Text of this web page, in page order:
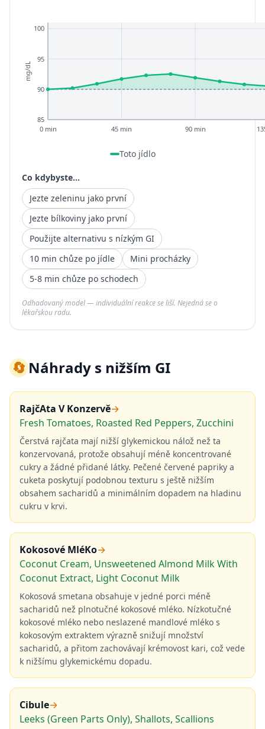
85
90
95
100
0 min 45 min 90 min
mg/dL
Toto jídlo
Co kdybyste...
Jezte zeleninu jako první
Jezte bílkoviny jako první
Použijte alternativu s nízkým GI
10 min chůze po jídle
Mini procházky
5-8 min chůze po schodech
Odhadovaný model — individuální reakce se liší. Nejedná se o
lékařskou radu.
🔄Náhrady s nižším GI
RajčAta V Konzervě→
Fresh Tomatoes, Roasted Red Peppers, Zucchini
Čerstvá rajčata mají nižší glykemickou nálož než ta
konzervovaná, protože obsahují méně koncentrované
cukry a žádné přidané látky. Pečené červené papriky a
cuketa poskytují podobnou texturu s ještě nižším
obsahem sacharidů a minimálním dopadem na hladinu
cukru v krvi.
Kokosové MléKo→
Coconut Cream, Unsweetened Almond Milk With
Coconut Extract, Light Coconut Milk
Kokosová smetana obsahuje v jedné porci méně
sacharidů než plnotučné kokosové mléko. Nízkotučné
kokosové mléko nebo neslazené mandlové mléko s
kokosovým extraktem výrazně snižují množství
sacharidů, a přitom zachovávají krémovost kari, což vede
k nižšímu glykemickému dopadu.
Cibule→
Leeks (Green Parts Only), Shallots, Scallions